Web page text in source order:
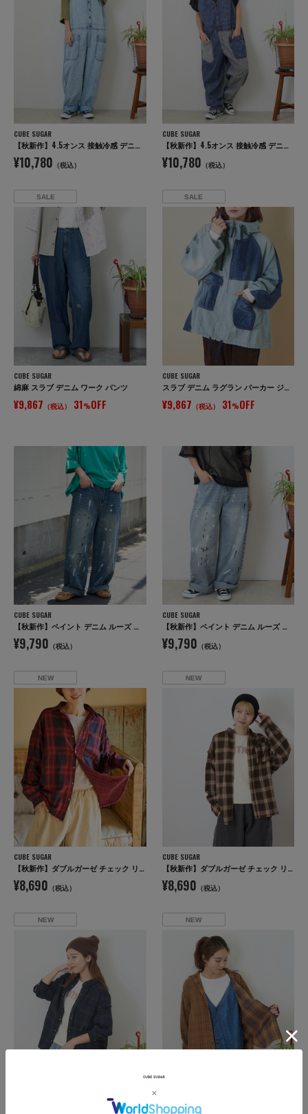
CUBE SUGAR
【秋新作】4.5オンス 接触冷感 デニム サロペットパンツ
¥10,780 （税込）
CUBE SUGAR
【秋新作】4.5オンス 接触冷感 デニム サロペットパンツ
¥10,780 （税込）
SALE
CUBE SUGAR
綿麻 スラブ デニム ワーク パンツ
¥9,867 （税込） 31%OFF
SALE
CUBE SUGAR
スラブ デニム ラグラン パーカー ジャケット
¥9,867 （税込） 31%OFF
CUBE SUGAR
【秋新作】ペイント デニム ルーズ ストレート パンツ
¥9,790 （税込）
CUBE SUGAR
【秋新作】ペイント デニム ルーズ ストレート パンツ
¥9,790 （税込）
NEW
CUBE SUGAR
【秋新作】ダブルガーゼ チェック リバーシブル レギュラーシャツ
¥8,690 （税込）
NEW
CUBE SUGAR
【秋新作】ダブルガーゼ チェック リバーシブル レギュラーシャツ
¥8,690 （税込）
NEW
【秋新作】ダブルガーゼ チェック リバーシブル レギュラーシャツ
NEW